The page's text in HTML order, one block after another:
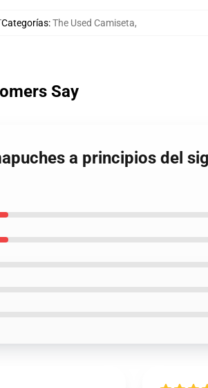
Categorías:The Used Camiseta,
Say
a principios del